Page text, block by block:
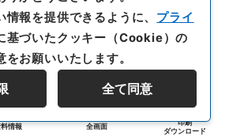
情報 全画面
印刷
ダウンロード
報を提供できるように、 プライ
基づいたクッキー（Cookie）の
お願いいたします。
全て同意